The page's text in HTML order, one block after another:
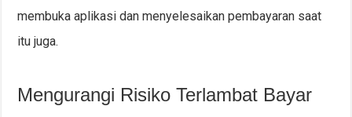
membuka aplikasi dan menyelesaikan pembayaran saat
itu juga.
Mengurangi Risiko Terlambat Bayar